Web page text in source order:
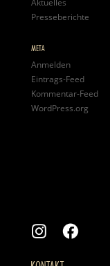
Aktuelles
Presseberichte
META
Anmelden
Eintrags-Feed
Kommentar-Feed
WordPress.org